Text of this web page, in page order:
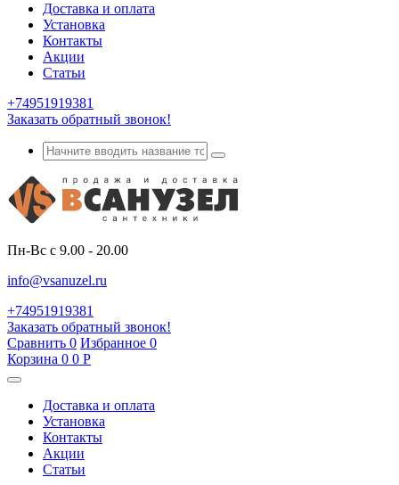
Доставка и оплата
Установка
Контакты
Акции
Статьи
+74951919381
Заказать обратный звонок!
Пн-Вс с 9.00 - 20.00
info@vsanuzel.ru
+74951919381
Заказать обратный звонок!
Сравнить 0 Избранное 0
Корзина 0 0 Р
Доставка и оплата
Установка
Контакты
Акции
Статьи